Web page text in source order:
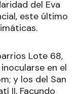
del Eva
este último
Lote 68,
en el
y los del San
II, Facundo